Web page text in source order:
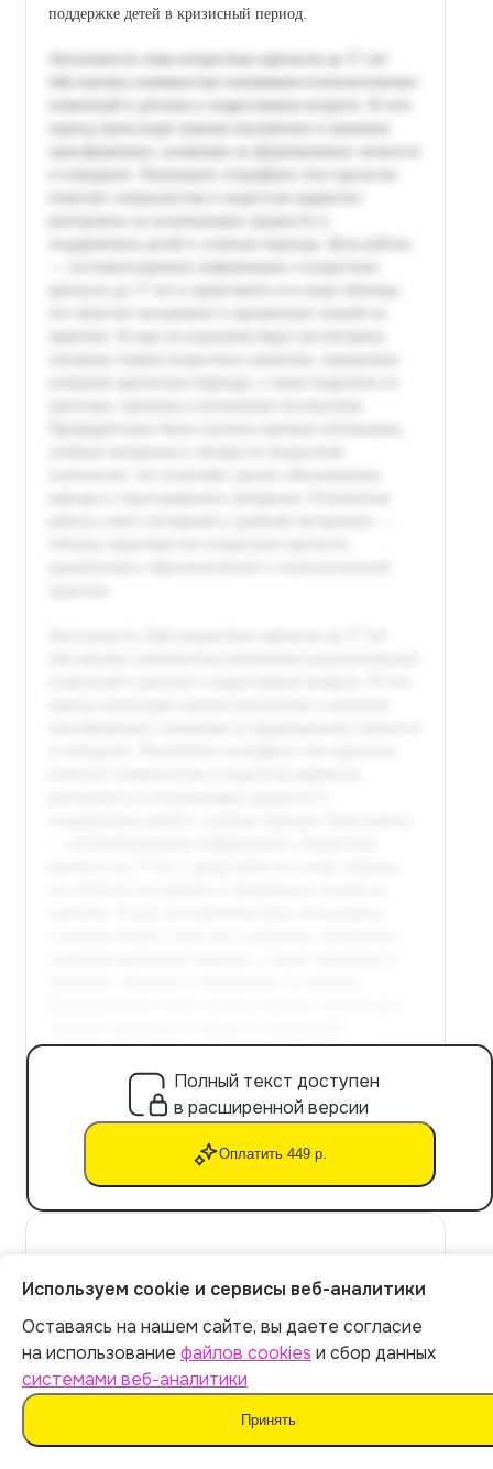
поддержке детей в кризисный период.
Полный текст доступен
в расширенной версии
Оплатить 449 р.
для мониторинга кризисных периодов
Практические рекомендации по применению таблиц
для мониторинга и диагностики кризисов.
Итог:449р.
Оплатить
Используем cookie и сервисы веб-аналитики
Оставаясь на нашем сайте, вы даете согласие
на использование файлов cookies и сбор данных
системами веб-аналитики
Принять